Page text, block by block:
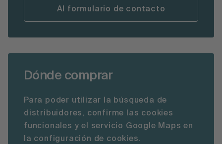
Al formulario de contacto
Dónde comprar
Para poder utilizar la búsqueda de
distribuidores, confirme las cookies
funcionales y el servicio Google Maps en
la configuración de cookies.